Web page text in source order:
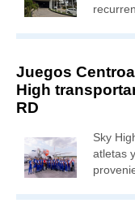
Juegos
High
RD
Sky
atletas